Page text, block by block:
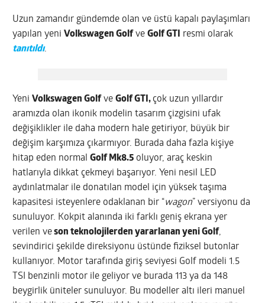
Uzun zamandır gündemde olan ve üstü kapalı paylaşımları
yapılan yeniVolkswagen Golf veGolf GTI
resmi olarak
tanıtıldı.
YeniVolkswagen Golf veGolf GTI, çok uzun yıllardır
aramızda olan ikonik modelin tasarım çizgisini ufak
değişiklikler ile daha modern hale getiriyor, büyük bir
değişim karşımıza çıkarmıyor. Burada daha fazla kişiye
hitap eden normalGolf Mk8.5 oluyor, araç keskin
hatlarıyla dikkat çekmeyi başarıyor. Yeni nesil LED
aydınlatmalar ile donatılan model için yüksek taşıma
kapasitesi isteyenlere odaklanan bir “wagon” versiyonu da
sunuluyor. Kokpit alanında iki farklı geniş ekrana yer
verilen veson teknolojilerden yararlanan yeni Golf,
sevindirici şekilde direksiyonu üstünde fiziksel butonlar
kullanıyor. Motor tarafında giriş seviyesi Golf modeli 1.5
TSI benzinli motor ile geliyor ve burada 113 ya da 148
beygirlik üniteler sunuluyor. Bu modeller altı ileri manuel